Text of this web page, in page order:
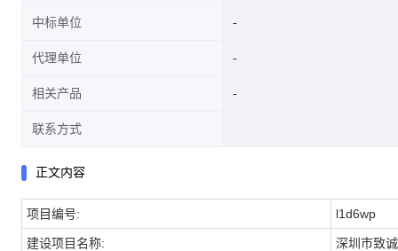
中标单位
代理单位
相关产品
联系方式
正文内容
项目编号: l1d6wp
建设项目名称: 深圳市致